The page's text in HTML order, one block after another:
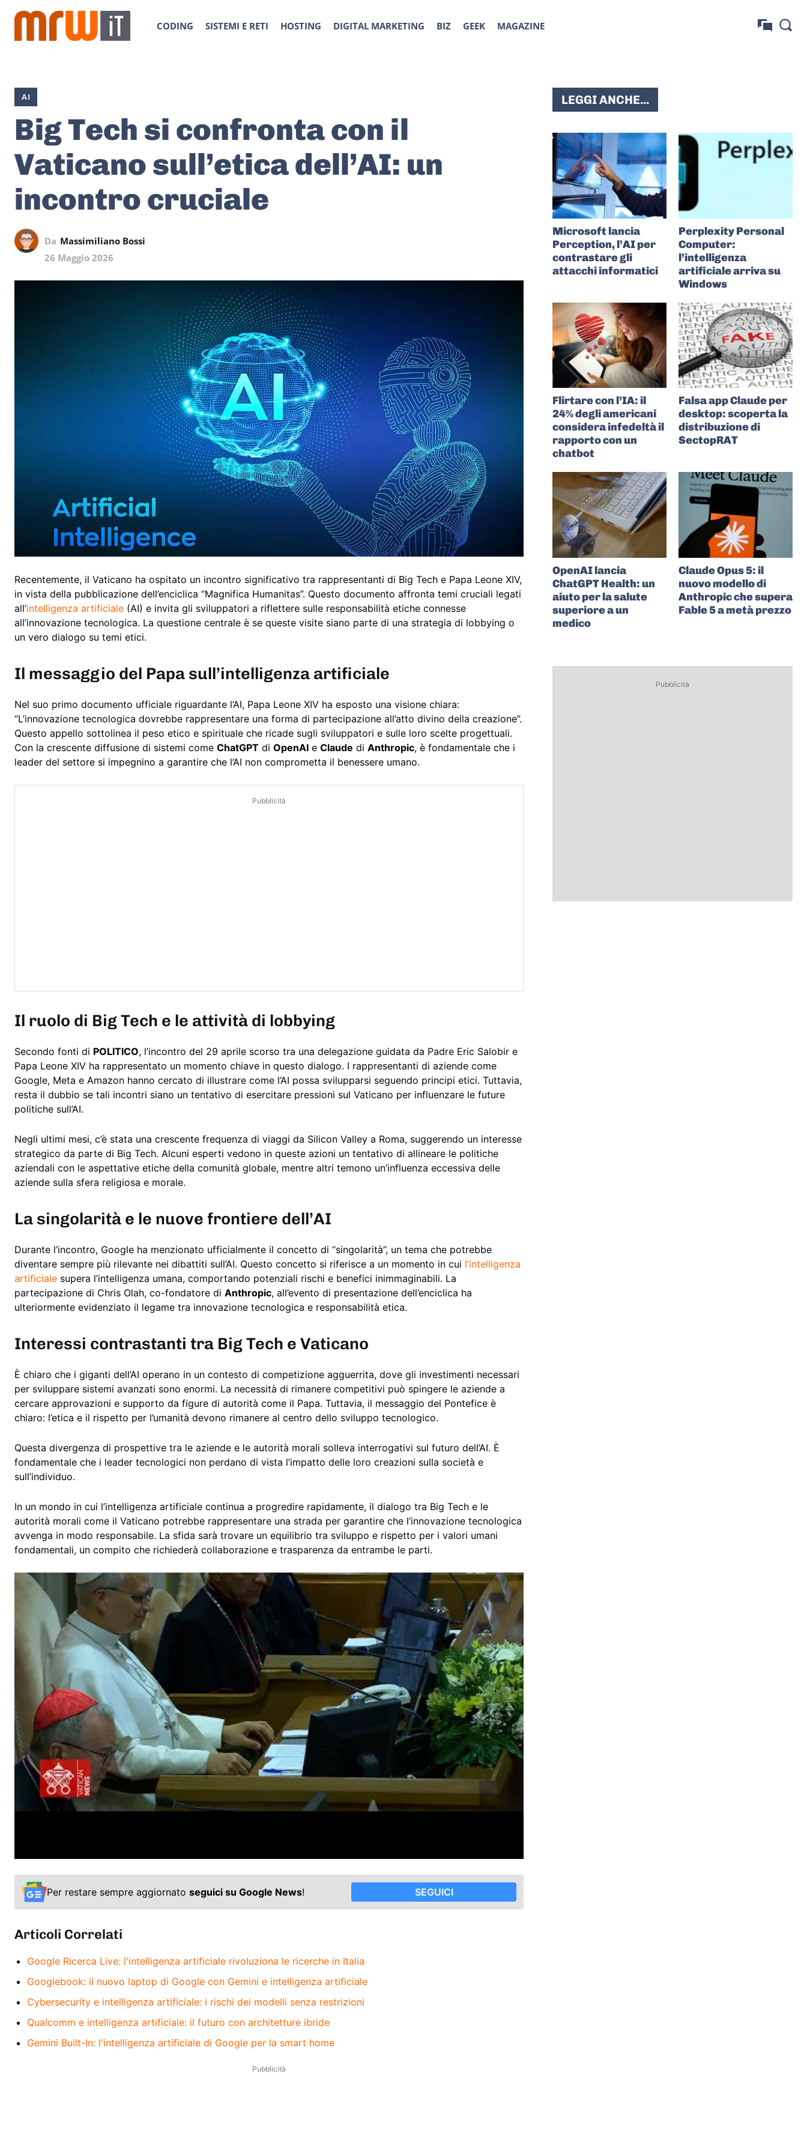
CODING SISTEMI E RETI HOSTING DIGITAL MARKETING BIZ GEEK MAGAZINE
AI
Big Tech si confronta con il
Vaticano sull’etica dell’AI: un
incontro cruciale
Da Massimiliano Bossi
26 Maggio 2026
Recentemente, il Vaticano ha ospitato un incontro significativo tra rappresentanti di Big Tech e Papa Leone XIV,
in vista della pubblicazione dell’enciclica “Magnifica Humanitas”. Questo documento affronta temi cruciali legati
all’intelligenza artificiale (AI) e invita gli sviluppatori a riflettere sulle responsabilità etiche connesse
all’innovazione tecnologica. La questione centrale è se queste visite siano parte di una strategia di lobbying o
un vero dialogo su temi etici.
Il messaggio del Papa sull’intelligenza artificiale
Nel suo primo documento ufficiale riguardante l’AI, Papa Leone XIV ha esposto una visione chiara:
“L’innovazione tecnologica dovrebbe rappresentare una forma di partecipazione all’atto divino della creazione”.
Questo appello sottolinea il peso etico e spirituale che ricade sugli sviluppatori e sulle loro scelte progettuali.
Con la crescente diffusione di sistemi come ChatGPT di OpenAI e Claude di Anthropic, è fondamentale che i
leader del settore si impegnino a garantire che l’AI non comprometta il benessere umano.
Pubblicità
Il ruolo di Big Tech e le attività di lobbying
Secondo fonti di POLITICO, l’incontro del 29 aprile scorso tra una delegazione guidata da Padre Eric Salobir e
Papa Leone XIV ha rappresentato un momento chiave in questo dialogo. I rappresentanti di aziende come
Google, Meta e Amazon hanno cercato di illustrare come l’AI possa svilupparsi seguendo principi etici. Tuttavia,
resta il dubbio se tali incontri siano un tentativo di esercitare pressioni sul Vaticano per influenzare le future
politiche sull’AI.
Negli ultimi mesi, c’è stata una crescente frequenza di viaggi da Silicon Valley a Roma, suggerendo un interesse
strategico da parte di Big Tech. Alcuni esperti vedono in queste azioni un tentativo di allineare le politiche
aziendali con le aspettative etiche della comunità globale, mentre altri temono un’influenza eccessiva delle
aziende sulla sfera religiosa e morale.
La singolarità e le nuove frontiere dell’AI
Durante l’incontro, Google ha menzionato ufficialmente il concetto di “singolarità”, un tema che potrebbe
diventare sempre più rilevante nei dibattiti sull’AI. Questo concetto si riferisce a un momento in cui l’intelligenza
artificiale supera l’intelligenza umana, comportando potenziali rischi e benefici inimmaginabili. La
partecipazione di Chris Olah, co-fondatore di Anthropic, all’evento di presentazione dell’enciclica ha
ulteriormente evidenziato il legame tra innovazione tecnologica e responsabilità etica.
Interessi contrastanti tra Big Tech e Vaticano
È chiaro che i giganti dell’AI operano in un contesto di competizione agguerrita, dove gli investimenti necessari
per sviluppare sistemi avanzati sono enormi. La necessità di rimanere competitivi può spingere le aziende a
cercare approvazioni e supporto da figure di autorità come il Papa. Tuttavia, il messaggio del Pontefice è
chiaro: l’etica e il rispetto per l’umanità devono rimanere al centro dello sviluppo tecnologico.
Questa divergenza di prospettive tra le aziende e le autorità morali solleva interrogativi sul futuro dell’AI. È
fondamentale che i leader tecnologici non perdano di vista l’impatto delle loro creazioni sulla società e
sull’individuo.
In un mondo in cui l’intelligenza artificiale continua a progredire rapidamente, il dialogo tra Big Tech e le
autorità morali come il Vaticano potrebbe rappresentare una strada per garantire che l’innovazione tecnologica
avvenga in modo responsabile. La sfida sarà trovare un equilibrio tra sviluppo e rispetto per i valori umani
fondamentali, un compito che richiederà collaborazione e trasparenza da entrambe le parti.
Per restare sempre aggiornato seguici su Google News! SEGUICI
Articoli Correlati
Google Ricerca Live: l'intelligenza artificiale rivoluziona le ricerche in Italia
Googlebook: il nuovo laptop di Google con Gemini e intelligenza artificiale
Cybersecurity e intelligenza artificiale: i rischi dei modelli senza restrizioni
Qualcomm e intelligenza artificiale: il futuro con architetture ibride
Gemini Built-In: l'intelligenza artificiale di Google per la smart home
Pubblicità
LEGGI ANCHE...
Microsoft lancia
Perception, l’AI per
contrastare gli
attacchi informatici
Perplexity Personal
Computer:
l’intelligenza
artificiale arriva su
Windows
Flirtare con l’IA: il
24% degli americani
considera infedeltà il
rapporto con un
chatbot
Falsa app Claude per
desktop: scoperta la
distribuzione di
SectopRAT
OpenAI lancia
ChatGPT Health: un
aiuto per la salute
superiore a un
medico
Claude Opus 5: il
nuovo modello di
Anthropic che supera
Fable 5 a metà prezzo
Pubblicità